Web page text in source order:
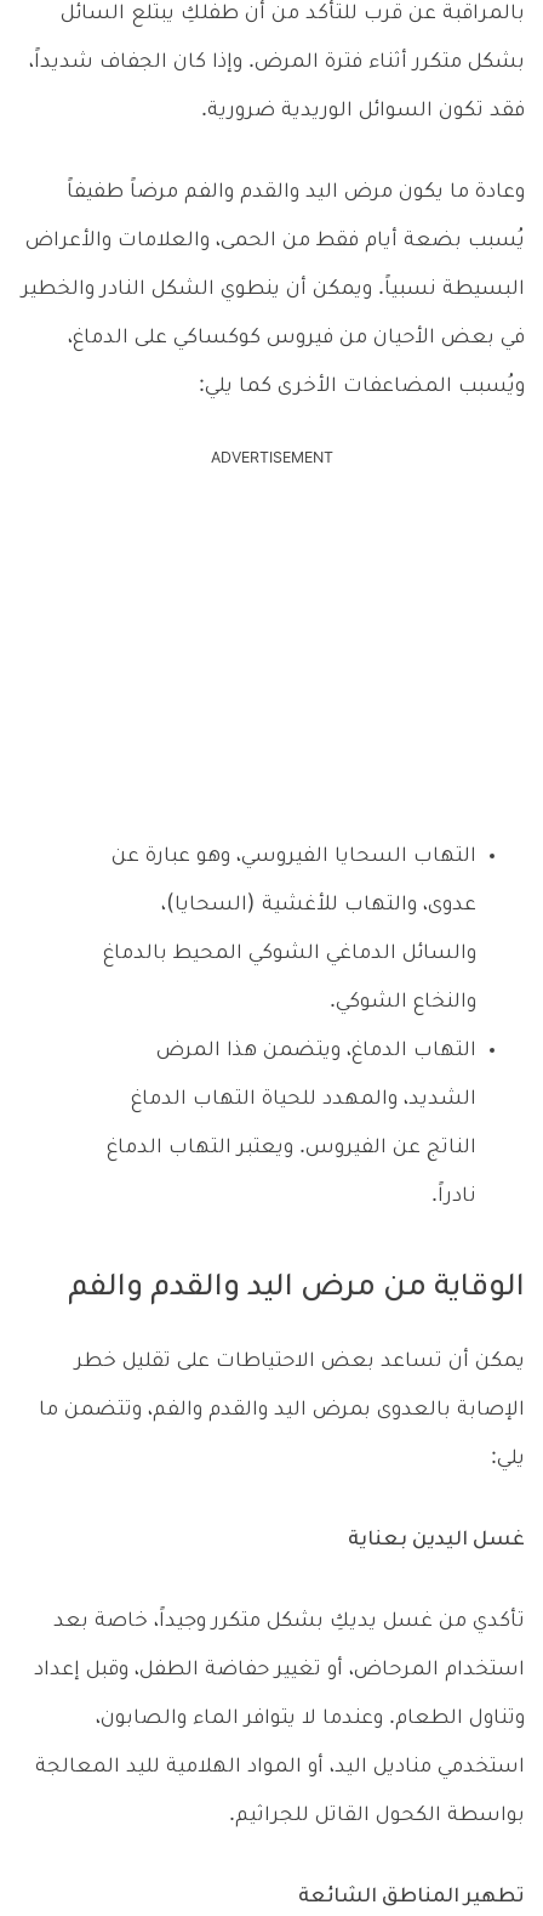
بالمراقبة عن قرب للتأكد من أن طفلكِ يبتلع السائل
بشكل متكرر أثناء فترة المرض. وإذا كان الجفاف شديداً،
فقد تكون السوائل الوريدية ضرورية.
وعادة ما يكون مرض اليد والقدم والفم مرضاً طفيفاً
يُسبب بضعة أيام فقط من الحمى، والعلامات والأعراض
البسيطة نسبياً. ويمكن أن ينطوي الشكل النادر والخطير
في بعض الأحيان من فيروس كوكساكي على الدماغ،
ويُسبب المضاعفات الأخرى كما يلي:
ADVERTISEMENT
التهاب السحايا الفيروسي، وهو عبارة عن
عدوى، والتهاب للأغشية (السحايا)،
والسائل الدماغي الشوكي المحيط بالدماغ
والنخاع الشوكي.
التهاب الدماغ، ويتضمن هذا المرض
الشديد، والمهدد للحياة التهاب الدماغ
الناتج عن الفيروس. ويعتبر التهاب الدماغ
نادراً.
الوقاية من مرض اليد والقدم والفم
يمكن أن تساعد بعض الاحتياطات على تقليل خطر
الإصابة بالعدوى بمرض اليد والقدم والفم، وتتضمن ما
يلي:
غسل اليدين بعناية
تأكدي من غسل يديكِ بشكل متكرر وجيداً، خاصة بعد
استخدام المرحاض، أو تغيير حفاضة الطفل، وقبل إعداد
وتناول الطعام. وعندما لا يتوافر الماء والصابون،
استخدمي مناديل اليد، أو المواد الهلامية لليد المعالجة
بواسطة الكحول القاتل للجراثيم.
تطهير المناطق الشائعة